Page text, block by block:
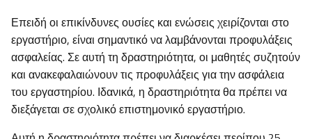
Επειδή οι επικίνδυνες ουσίες και ενώσεις χειρίζονται στο
εργαστήριο, είναι σημαντικό να λαμβάνονται προφυλάξεις
ασφαλείας. Σε αυτή τη δραστηριότητα, οι μαθητές συζητούν
και ανακεφαλαιώνουν τις προφυλάξεις για την ασφάλεια
του εργαστηρίου. Ιδανικά, η δραστηριότητα θα πρέπει να
διεξάγεται σε σχολικό επιστημονικό εργαστήριο.